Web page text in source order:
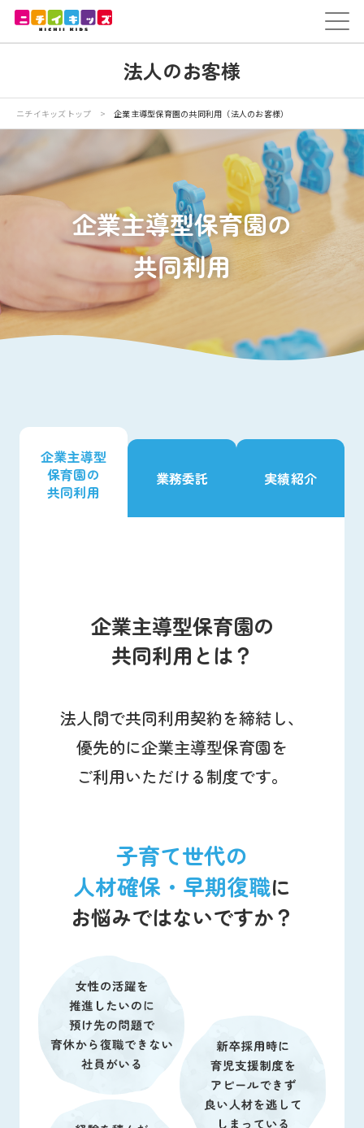
ニチイが大切にしていること
採用情報
法人のお客様
教育研修
保育のお役立ち情報
よくあるご質問
総合お問い合わせ
法人のお客様
ニチイキッズトップ > 企業主導型保育園の共同利用（法人のお客様）
企業主導型保育園の
共同利用
企業主導型
保育園の
共同利用
業務委託 実績紹介
企業主導型保育園の
共同利用とは？
法人間で共同利用契約を締結し、
優先的に企業主導型保育園を
ご利用いただける制度です。
子育て世代の
人材確保・早期復職に
お悩みではないですか？